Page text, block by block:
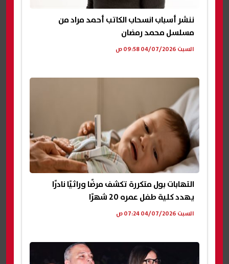
ننشر أسباب انسحاب الكاتب أحمد مراد من
مسلسل محمد رمضان
السبت 04/07/2026 09:58 ص
التهابات بول متكررة تكشف مرضًا وراثيًا نادرًا
يهدد كلية طفل عمره 20 شهرًا
السبت 04/07/2026 07:24 ص